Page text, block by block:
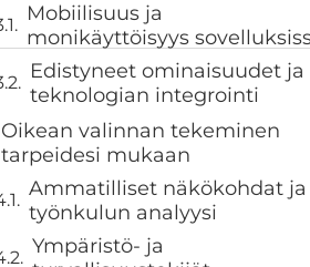
Mobiilisuus ja
monikäyttöisyys
Edistyneet ominaisuudet ja
teknologian integrointi
Oikean valinnan tekeminen
tarpeidesi mukaan
Ammatilliset näkökohdat ja
työnkulun analyysi
Ympäristö- ja